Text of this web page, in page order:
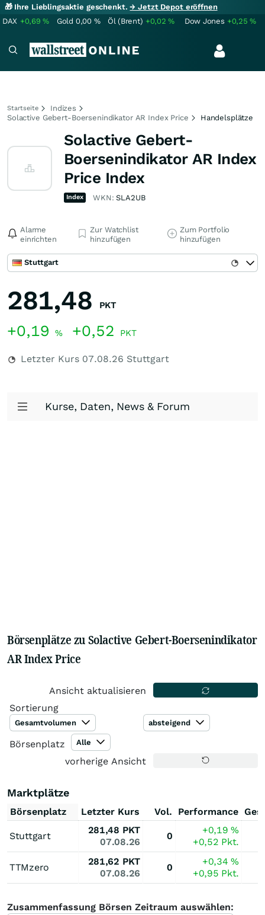
🎁 Ihre Lieblingsaktie geschenkt.→ Jetzt Depot eröffnen
DAX +0,69% Gold 0,00 % Öl (Brent) +0,02% Dow Jones +0,25%
Startseite
Indizes
Solactive Gebert-Boersenindikator AR Index Price
Handelsplätze
Solactive Gebert-
Boersenindikator AR Index
Price Index
Index WKN:SLA2UB
Alarme
einrichten
Zur Watchlist
hinzufügen
Zum Portfolio
hinzufügen
Stuttgart
281,48 PKT
+0,19 % +0,52 PKT
Letzter Kurs 07.08.26 Stuttgart
Kurse, Daten, News & Forum
Börsenplätze zu Solactive Gebert-Boersenindikator
AR Index Price
Ansicht aktualisieren
Sortierung
Gesamtvolumen absteigend
Börsenplatz Alle
vorherige Ansicht
Marktplätze
Börsenplatz Letzter Kurs Vol. Performance
Stuttgart
281,48 PKT
07.08.26
0
+0,19%
+0,52 Pkt.
TTMzero
281,62 PKT
07.08.26
0
+0,34%
+0,95 Pkt.
Zusammenfassung Börsen Zeitraum auswählen: